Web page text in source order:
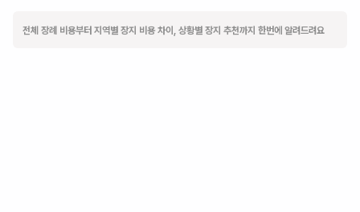
전체 장례 비용부터 지역별 장지 비용 차이, 상황별 장지 추천까지 한번에 알려드려요